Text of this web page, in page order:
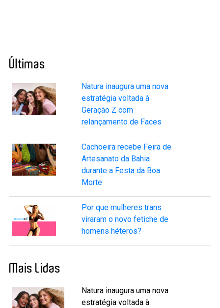
Últimas
Natura inaugura uma nova
estratégia voltada à
Geração Z com
relançamento de Faces
Cachoeira recebe Feira de
Artesanato da Bahia
durante a Festa da Boa
Morte
Por que mulheres trans
viraram o novo fetiche de
homens héteros?
Mais Lidas
Natura inaugura uma nova
estratégia voltada à